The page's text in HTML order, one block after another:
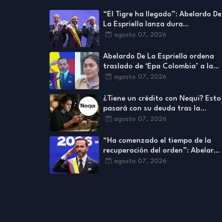
“El Tigre ha llegado”: Abelardo De
La Espriella lanza dura
advertencia contra grupos
agosto 07, 2026
Abelardo De La Espriella ordena
traslado de ‘Epa Colombia’ a la
cárcel de Picaleña, en Ibagué
agosto 07, 2026
¿Tiene un crédito con Nequi? Esto
pasará con su deuda tras la
separación de Bancolombia
agosto 07, 2026
“Ha comenzado el tiempo de la
recuperación del orden”: Abelardo
De La Espriella dio su primer
agosto 07, 2026